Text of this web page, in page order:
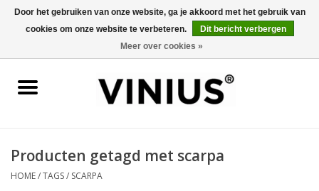
0 Artikelen - €0,00
Wijn per kleur/soort
Producten getagd met scarpa
HOME/TAGS/ SCARPA
Door het gebruiken van onze website, ga je akkoord met het gebruik van
cookies om onze website te verbeteren.
Dit bericht verbergen
Meer over cookies »